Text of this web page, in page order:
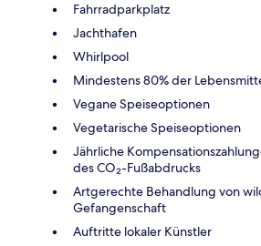
Fahrradparkplatz
Jachthafen
Whirlpool
Mindestens 80% der
Vegane Speiseoptionen
Vegetarische Speiseoptionen
Jährliche
des CO₂-Fußabdrucks
Artgerechte Behandlung von
Gefangenschaft
Auftritte lokaler Künstler